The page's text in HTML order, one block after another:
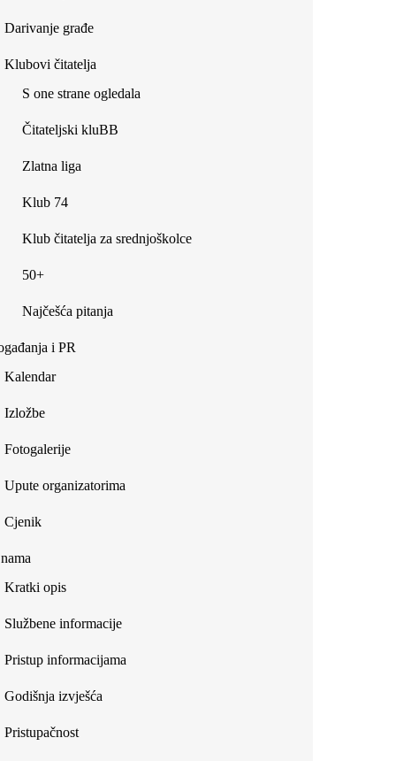
Darivanje građe
Klubovi čitatelja
S one strane ogledala
Čitateljski kluBB
Zlatna liga
Klub 74
Klub čitatelja za srednjoškolce
50+
Najčešća pitanja
i PR
Kalendar
Izložbe
Fotogalerije
Upute organizatorima
Cjenik
Kratki opis
Službene informacije
Pristup informacijama
Godišnja izvješća
Pristupačnost